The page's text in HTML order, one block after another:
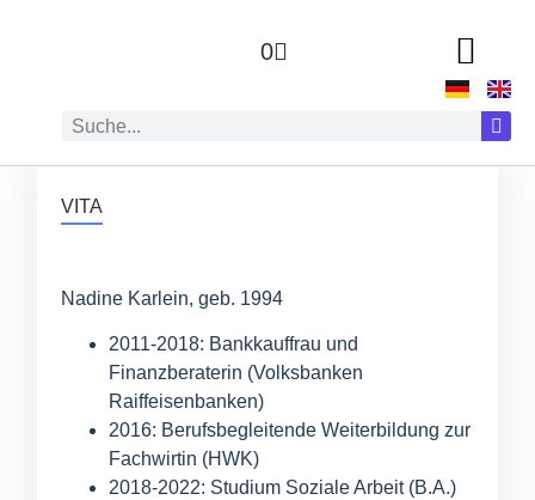
0
VITA
Nadine Karlein, geb. 1994
2011-2018: Bankkauffrau und
Finanzberaterin (Volksbanken
Raiffeisenbanken)
2016: Berufsbegleitende Weiterbildung zur
Fachwirtin (HWK)
2018-2022: Studium Soziale Arbeit (B.A.)